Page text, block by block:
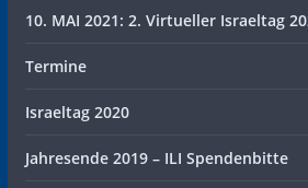
10. MAI 2021: 2. Virtueller Israeltag
Termine
Israeltag 2020
Jahresende 2019 – ILI Spendenbitte